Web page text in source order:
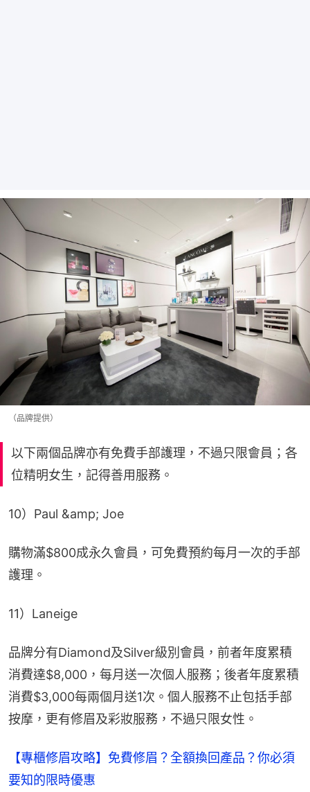
（品牌提供）
以下兩個品牌亦有免費手部護理，不過只限會員；各
位精明女生，記得善用服務。
10）Paul &amp; Joe
購物滿$800成永久會員，可免費預約每月一次的手部
護理。
11）Laneige
品牌分有Diamond及Silver級別會員，前者年度累積
消費達$8,000，每月送一次個人服務；後者年度累積
消費$3,000每兩個月送1次。個人服務不止包括手部
按摩，更有修眉及彩妝服務，不過只限女性。
【專櫃修眉攻略】免費修眉？全額換回產品？你必須
要知的限時優惠